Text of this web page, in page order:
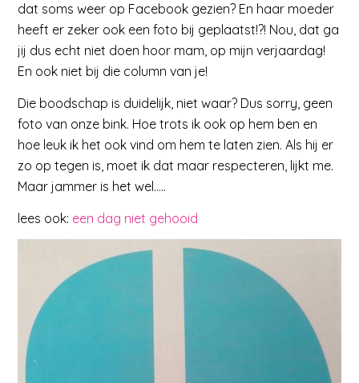
dat soms weer op Facebook gezien? En haar moeder
heeft er zeker ook een foto bij geplaatst!?! Nou, dat ga
jij dus echt niet doen hoor mam, op mijn verjaardag!
En ook niet bij die column van je!
Die boodschap is duidelijk, niet waar? Dus sorry, geen
foto van onze bink. Hoe trots ik ook op hem ben en
hoe leuk ik het ook vind om hem te laten zien. Als hij er
zo op tegen is, moet ik dat maar respecteren, lijkt me.
Maar jammer is het wel…..
lees ook: een dag niet gehooid